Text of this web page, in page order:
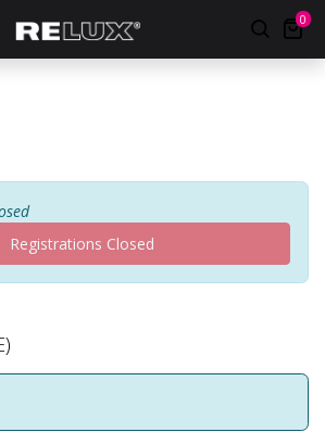
0
Registrations Closed